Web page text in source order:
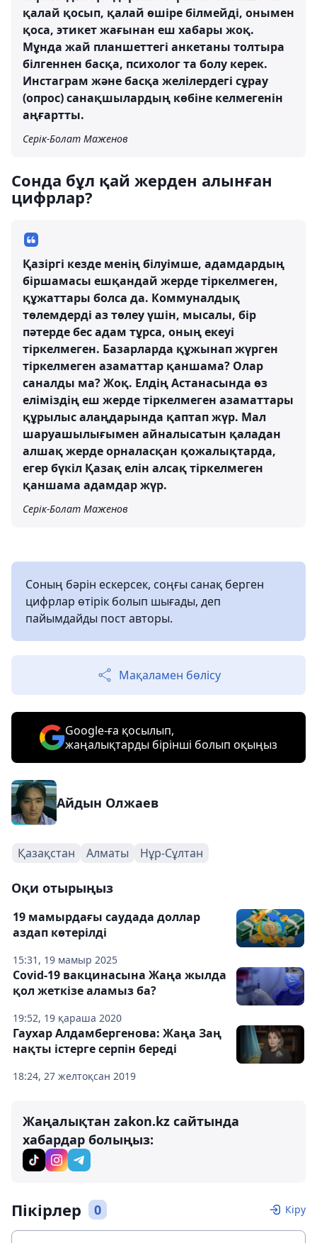
қалай қосып, қалай өшіре білмейді, онымен
қоса, этикет жағынан еш хабары жоқ.
Мұнда жай планшеттегі анкетаны толтыра
білгеннен басқа, психолог та болу керек.
Инстаграм және басқа желілердегі сұрау
(опрос) санақшылардың көбіне келмегенін
аңғартты.
Серік-Болат Маженов
Сонда бұл қай жерден алынған
цифрлар?
Қазіргі кезде менің білуімше, адамдардың
біршамасы ешқандай жерде тіркелмеген,
құжаттары болса да. Коммуналдық
төлемдерді аз төлеу үшін, мысалы, бір
пәтерде бес адам тұрса, оның екеуі
тіркелмеген. Базарларда құжынап жүрген
тіркелмеген азаматтар қаншама? Олар
саналды ма? Жоқ. Елдің Астанасында өз
еліміздің еш жерде тіркелмеген азаматтары
құрылыс алаңдарында қаптап жүр. Мал
шаруашылығымен айналысатын қаладан
алшақ жерде орналасқан қожалықтарда,
егер бүкіл Қазақ елін алсақ тіркелмеген
қаншама адамдар жүр.
Серік-Болат Маженов
Соның бәрін ескерсек, соңғы санақ берген
цифрлар өтірік болып шығады, деп
пайымдайды пост авторы.
Мақаламен бөлісу
Google-ға қосылып,
жаңалықтарды бірінші болып оқыңыз
Айдын Олжаев
Қазақстан Алматы Нұр-Сұлтан
Оқи отырыңыз
15:31, 19 мамыр 2025
19 мамырдағы саудада доллар
аздап көтерілді
19:52, 19 қараша 2020
Covid-19 вакцинасына Жаңа жылда
қол жеткізе аламыз ба?
18:24, 27 желтоқсан 2019
Гаухар Алдамбергенова: Жаңа Заң
нақты істерге серпін береді
Жаңалықтан zakon.kz сайтында
хабардар болыңыз:
Пікірлер 0 Кіру